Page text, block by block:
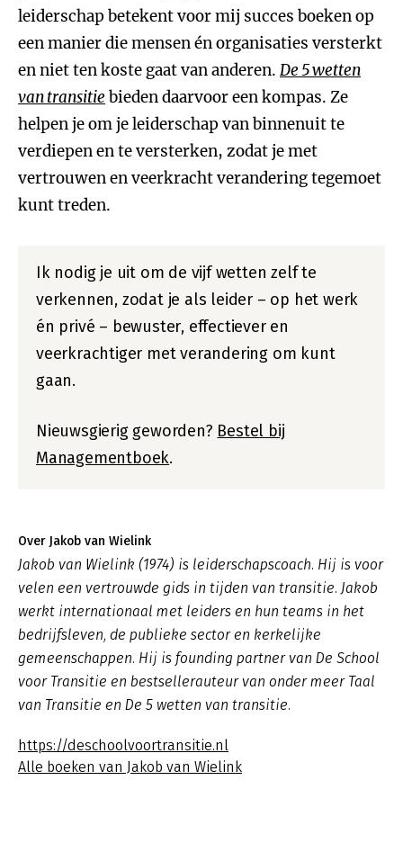
leiderschap betekent voor mij succes boeken op
een manier die mensen én organisaties versterkt
en niet ten koste gaat van anderen. De 5 wetten
van transitie bieden daarvoor een kompas. Ze
helpen je om je leiderschap van binnenuit te
verdiepen en te versterken, zodat je met
vertrouwen en veerkracht verandering tegemoet
kunt treden.
Ik nodig je uit om de vijf wetten zelf te
verkennen, zodat je als leider – op het werk
én privé – bewuster, effectiever en
veerkrachtiger met verandering om kunt
gaan.
Nieuwsgierig geworden? Bestel bij
Managementboek.
Over Jakob van Wielink
Jakob van Wielink (1974) is leiderschapscoach. Hij is voor
velen een vertrouwde gids in tijden van transitie. Jakob
werkt internationaal met leiders en hun teams in het
bedrijfsleven, de publieke sector en kerkelijke
gemeenschappen. Hij is founding partner van De School
voor Transitie en bestsellerauteur van onder meer Taal
van Transitie en De 5 wetten van transitie.
https://deschoolvoortransitie.nl
Alle boeken van Jakob van Wielink